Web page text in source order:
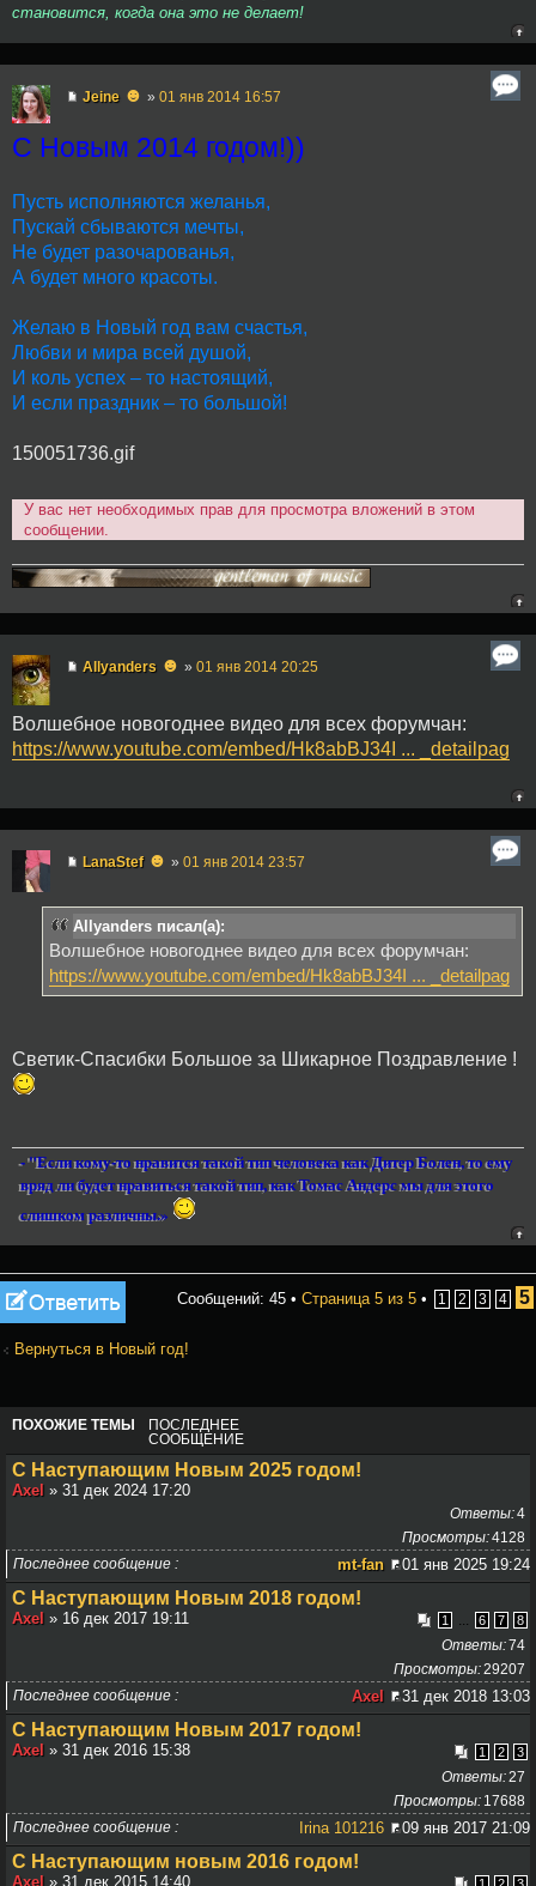
становится, когда она это не делает!
Jeine ☻ » 01 янв 2014 16:57
С Новым 2014 годом!))
Пусть исполняются желанья,
Пускай сбываются мечты,
Не будет разочарованья,
А будет много красоты.
Желаю в Новый год вам счастья,
Любви и мира всей душой,
И коль успех – то настоящий,
И если праздник – то большой!
150051736.gif
У вас нет необходимых прав для просмотра вложений в этом
сообщении.
Allyanders ☻ » 01 янв 2014 20:25
Волшебное новогоднее видео для всех форумчан:
https://www.youtube.com/embed/Hk8abBJ34I ... _detailpag
LanaStef ☻ » 01 янв 2014 23:57
Allyanders писал(а):
Волшебное новогоднее видео для всех форумчан:
https://www.youtube.com/embed/Hk8abBJ34I ... _detailpag
Светик-Спасибки Большое за Шикарное Поздравление !
- "Если кому-то нравится такой тип человека как Дитер Болен, то ему
вряд ли будет нравиться такой тип, как Томас Андерс мы для этого
слишком различны.»
Ответить Сообщений: 45 • Страница 5 из 5 • 1 2 3 4 5
Вернуться в Новый год!
ПОХОЖИЕ ТЕМЫ
ПОСЛЕДНЕЕ
СООБЩЕНИЕ
С Наступающим Новым 2025 годом!
Axel » 31 дек 2024 17:20
4
Ответы
4128
Просмотры
Последнее сообщение
mt-fan 01 янв 2025 19:24
С Наступающим Новым 2018 годом!
1 ... 6 7 8
Axel » 16 дек 2017 19:11
74
Ответы
29207
Просмотры
Последнее сообщение
Axel 31 дек 2018 13:03
С Наступающим Новым 2017 годом!
1 2 3
Axel » 31 дек 2016 15:38
27
Ответы
17688
Просмотры
Последнее сообщение
Irina 101216 09 янв 2017 21:09
С Наступающим новым 2016 годом!
Axel » 31 дек 2015 14:40